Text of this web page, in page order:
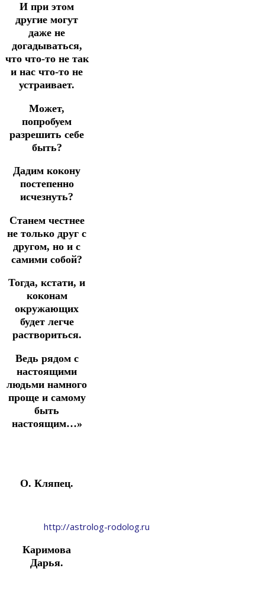
И при этом
другие могут
даже не
догадываться,
что что-то не так
и нас что-то не
устраивает.
Может,
попробуем
разрешить себе
быть?
Дадим кокону
постепенно
исчезнуть?
Станем честнее
не только друг с
другом, но и с
самими собой?
Тогда, кстати, и
коконам
окружающих
будет легче
раствориться.
Ведь рядом с
настоящими
людьми намного
проще и самому
быть
настоящим…»
О. Кляпец.
http://astrolog-rodolog.ru
Каримова
Дарья.